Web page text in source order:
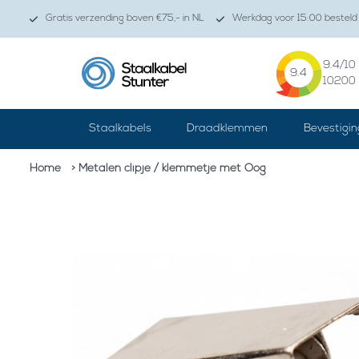
Gratis verzending boven €75,- in NL Werkdag voor 15:00
9.4
9.4/10
10200
Staalkabels Draadklemmen
Home > Metalen clipje / klemmetje met Oog